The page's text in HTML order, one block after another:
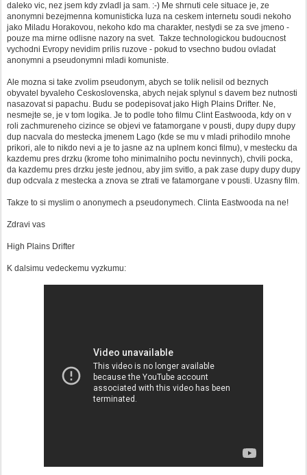
daleko vic, nez jsem kdy zvladl ja sam. :-) Me shrnuti cele situace je, ze
anonymni bezejmenna komunisticka luza na ceskem internetu soudi nekoho
jako Miladu Horakovou, nekoho kdo ma charakter, nestydi se za sve jmeno -
pouze ma mirne odlisne nazory na svet. Takze technologickou budoucnost
vychodni Evropy nevidim prilis ruzove - pokud to vsechno budou ovladat
anonymni a pseudonymni mladi komuniste.
Ale mozna si take zvolim pseudonym, abych se tolik nelisil od beznych
obyvatel byvaleho Ceskoslovenska, abych nejak splynul s davem bez nutnosti
nasazovat si papachu. Budu se podepisovat jako High Plains Drifter. Ne,
nesmejte se, je v tom logika. Je to podle toho filmu Clint Eastwooda, kdy on v
roli zachmureneho cizince se objevi ve fatamorgane v pousti, dupy dupy dupy
dup nacvala do mestecka jmenem Lago (kde se mu v mladi prihodilo mnohe
prikori, ale to nikdo nevi a je to jasne az na uplnem konci filmu), v mestecku da
kazdemu pres drzku (krome toho minimalniho poctu nevinnych), chvili pocka,
da kazdemu pres drzku jeste jednou, aby jim svitlo, a pak zase dupy dupy dupy
dup odcvala z mestecka a znova se ztrati ve fatamorgane v pousti. Uzasny film.
Takze to si myslim o anonymech a pseudonymech. Clinta Eastwooda na ne!
Zdravi vas
High Plains Drifter
K dalsimu vedeckemu vyzkumu: